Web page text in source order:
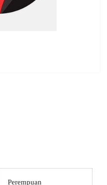
Perempuan